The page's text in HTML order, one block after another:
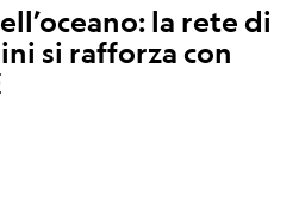
la rete di
si rafforza con